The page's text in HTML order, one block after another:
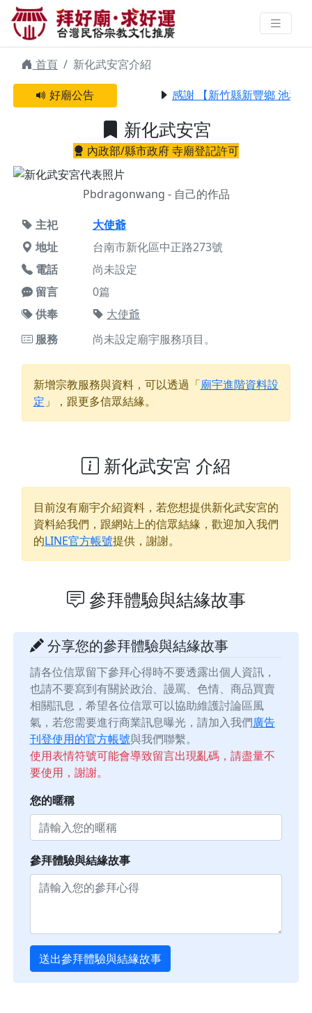
新化武安宮 | 拜好廟求好運 找到與
您有緣的信仰
首頁
新化武安宮介紹
好廟公告
感謝 【新竹縣新豐鄉 池和宮
新化武安宮
內政部/縣市政府 寺廟登記許可
Pbdragonwang - 自己的作品
主祀
大使爺
地址
台南市新化區中正路273號
電話
尚未設定
留言
0篇
供奉
大使爺
服務
尚未設定廟宇服務項目。
新增宗教服務與資料，可以透過「廟宇進階資料設
定 」，跟更多信眾結緣。
新化武安宮 介紹
目前沒有廟宇介紹資料，若您想提供新化武安宮的
資料給我們，跟網站上的信眾結緣，歡迎加入我們
的LINE官方帳號提供，謝謝。
參拜體驗與結緣故事
分享您的參拜體驗與結緣故事
請各位信眾留下參拜心得時不要透露出個人資訊，
也請不要寫到有關於政治、謾罵、色情、商品買賣
相關訊息，希望各位信眾可以協助維護討論區風
氣，若您需要進行商業訊息曝光，請加入我們廣告
刊登使用的官方帳號與我們聯繫。
使用表情符號可能會導致留言出現亂碼，請盡量不
要使用，謝謝。
您的暱稱
參拜體驗與結緣故事
送出參拜體驗與結緣故事